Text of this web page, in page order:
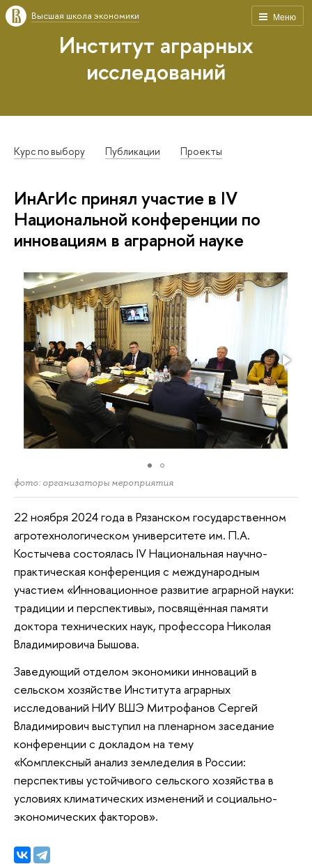
Меню
Высшая школа экономики
Институт аграрных
исследований
Курс по выбору Публикации Проекты
ИнАгИс принял участие в IV
Национальной конференции по
инновациям в аграрной науке
фото: организаторы мероприятия
22 ноября 2024 года в Рязанском государственном
агротехнологическом университете им. П.А.
Костычева состоялась IV Национальная научно-
практическая конференция с международным
участием «Инновационное развитие аграрной науки:
традиции и перспективы», посвящённая памяти
доктора технических наук, профессора Николая
Владимировича Бышова.
Заведующий отделом экономики инноваций в
сельском хозяйстве Института аграрных
исследований НИУ ВШЭ Митрофанов Сергей
Владимирович выступил на пленарном заседание
конференции с докладом на тему
«Комплексный анализ земледелия в России:
перспективы устойчивого сельского хозяйства в
условиях климатических изменений и социально-
экономических факторов».